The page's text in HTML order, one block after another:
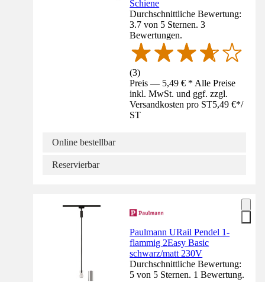
Schiene
Durchschnittliche Bewertung:
3.7 von 5 Sternen. 3
Bewertungen.
(3)
Preis — 5,49 € * Alle Preise
inkl. MwSt. und ggf. zzgl.
Versandkosten pro ST5,49 €*/
ST
Online bestellbar
Reservierbar
Paulmann URail Pendel 1-
flammig 2Easy Basic
schwarz/matt 230V
Durchschnittliche Bewertung:
5 von 5 Sternen. 1 Bewertung.